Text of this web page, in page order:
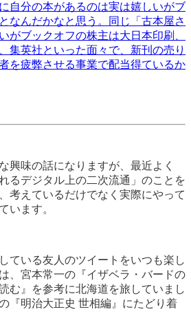
自分の本があるのは実は嬉しいがブ
なんだかなと思う。同じ「古本屋さ
がブックオフの株主は大日本印刷、
集英社といった面々で、新刊の売り
を疲弊させる事業で配当得ているか
興味の話になりますが、最近よく
るデジタル上の二次流通」のことを
考えているだけでなく実際にやって
います。
ている友人のツイートをいつも楽し
、宮本常一の『イザベラ・バードの
む』を参考に北海道を旅していまし
『明治大正史 世相編』にたどり着